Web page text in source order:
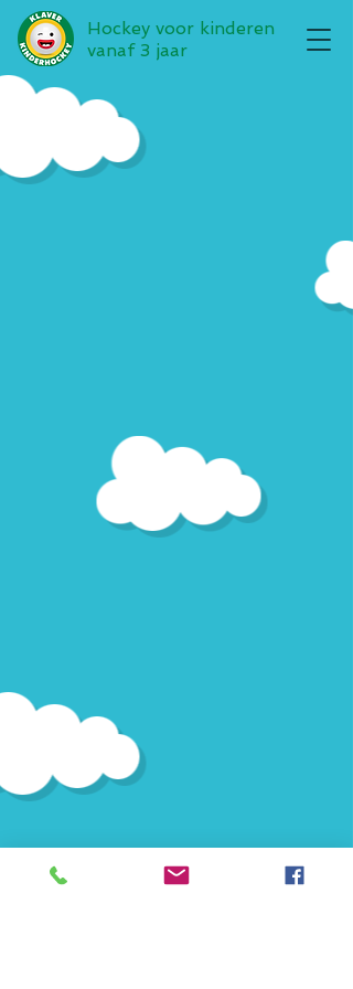
Hockey voor kinderen
vanaf 3 jaar